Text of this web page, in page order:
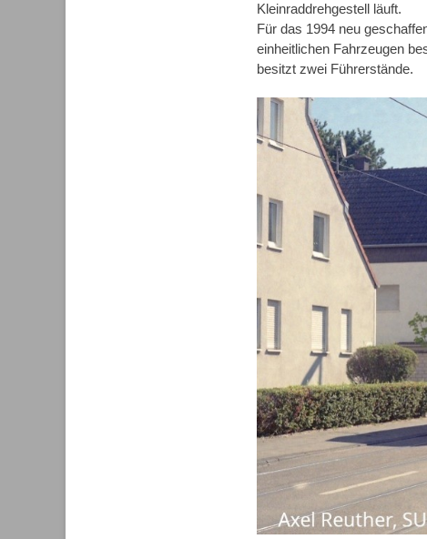
Kleinraddrehgestell läuft.
Für das 1994 neu
einheitlichen Fahrzeugen
besitzt zwei Führerstände.